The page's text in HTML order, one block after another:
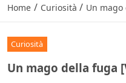
Home / Curiosità / Un mago
Curiosità
Un mago della fuga